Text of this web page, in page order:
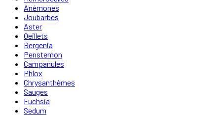
Anémones
Joubarbes
Aster
Oeillets
Bergenia
Penstemon
Campanules
Phlox
Chrysanthèmes
Sauges
Fuchsia
Sedum